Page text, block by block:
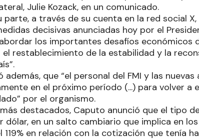
Julie Kozack, en un comunicado.
parte, a través de su cuenta en la red social
decisivas anunciadas hoy por el
los importantes desafíos económicos
restablecimiento de la estabilidad y la
además, que “el personal del FMI y las
en el próximo período (...) para volver a
por el organismo.
destacados, Caputo anunció que el tipo
dólar, en un salto cambiario que implica en
119% en relación con la cotización que tenía